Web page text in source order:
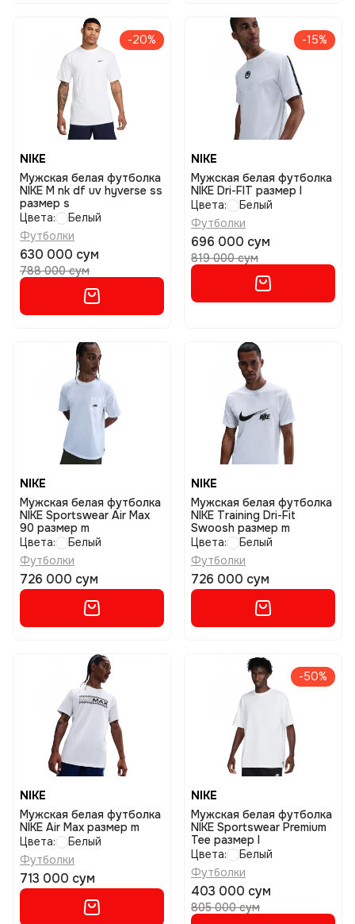
-20%
NIKE
Мужская белая футболка
NIKE M nk df uv hyverse ss
размер s
Цвета:
Белый
Футболки
630 000 сум
788 000 сум
-15%
NIKE
Мужская белая футболка
NIKE Dri-FIT размер l
Цвета:
Белый
Футболки
696 000 сум
819 000 сум
NIKE
Мужская белая футболка
NIKE Sportswear Air Max
90 размер m
Цвета:
Белый
Футболки
726 000 сум
NIKE
Мужская белая футболка
NIKE Training Dri-Fit
Swoosh размер m
Цвета:
Белый
Футболки
726 000 сум
NIKE
Мужская белая футболка
NIKE Air Max размер m
Цвета:
Белый
Футболки
713 000 сум
-50%
NIKE
Мужская белая футболка
NIKE Sportswear Premium
Tee размер l
Цвета:
Белый
Футболки
403 000 сум
805 000 сум